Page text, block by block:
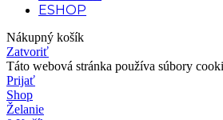
ESHOP
Nákupný košík
Zatvoriť
Táto webová stránka používa súbory
Prijať
Shop
Želanie